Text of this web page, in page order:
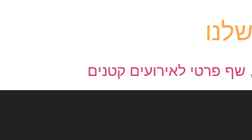
, שף פרטי לאירועים קטנים